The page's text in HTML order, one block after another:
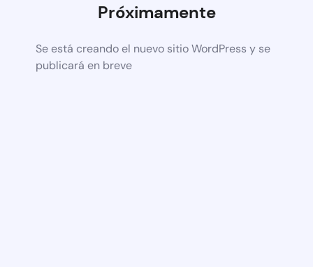
Próximamente
Se está creando el nuevo sitio WordPress y se
publicará en breve